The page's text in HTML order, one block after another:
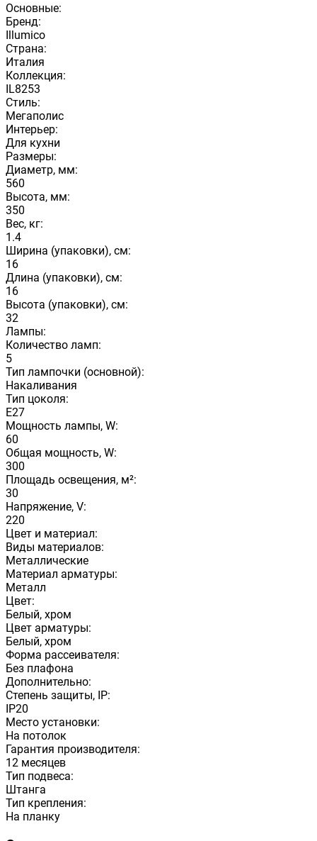
Основные:
Бренд:
Illumico
Страна:
Италия
Коллекция:
IL8253
Стиль:
Мегаполис
Интерьер:
Для кухни
Размеры:
Диаметр, мм:
560
Высота, мм:
350
Вес, кг:
1.4
Ширина (упаковки), см:
16
Длина (упаковки), см:
16
Высота (упаковки), см:
32
Лампы:
Количество ламп:
5
Тип лампочки (основной):
Накаливания
Тип цоколя:
E27
Мощность лампы, W:
60
Общая мощность, W:
300
Площадь освещения, м²:
30
Напряжение, V:
220
Цвет и материал:
Виды материалов:
Металлические
Материал арматуры:
Металл
Цвет:
Белый, хром
Цвет арматуры:
Белый, хром
Форма рассеивателя:
Без плафона
Дополнительно:
Степень защиты, IP:
IP20
Место установки:
На потолок
Гарантия производителя:
12 месяцев
Тип подвеса:
Штанга
Тип крепления:
На планку